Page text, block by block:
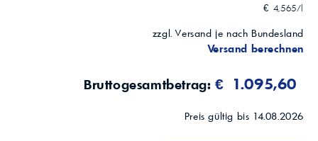
€ 4,565/l
zzgl. Versand je nach Bundesland
Versand berechnen
Bruttogesamtbetrag: € 1.095,60
Preis gültig bis 14.08.2026